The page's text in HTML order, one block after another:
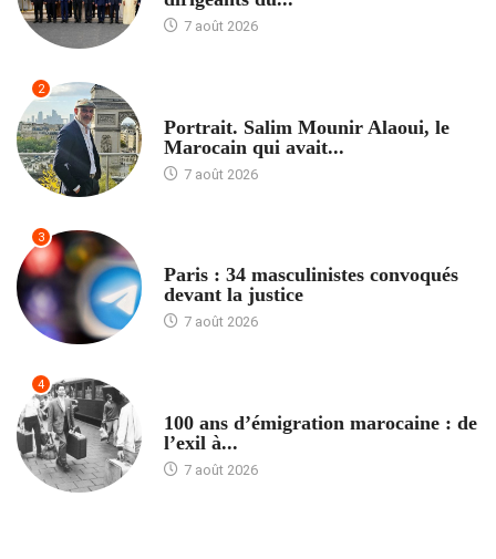
7 août 2026
2
Portrait. Salim Mounir Alaoui, le
Marocain qui avait...
7 août 2026
3
Paris : 34 masculinistes convoqués
devant la justice
7 août 2026
4
100 ans d’émigration marocaine : de
l’exil à...
7 août 2026